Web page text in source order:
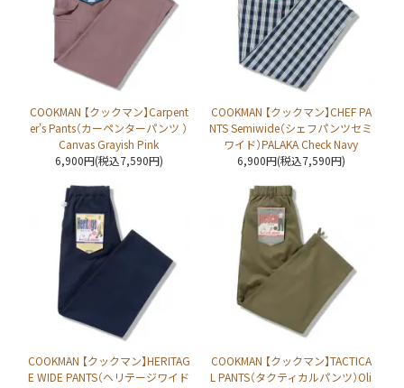
COOKMAN 【クックマン】Carpent
er's Pants（カーペンターパンツ ）
Canvas Grayish Pink
6,900円(税込7,590円)
COOKMAN 【クックマン】CHEF PA
NTS Semiwide（シェフパンツセミ
ワイド）PALAKA Check Navy
6,900円(税込7,590円)
COOKMAN 【クックマン】HERITAG
E WIDE PANTS（ヘリテージワイド
COOKMAN 【クックマン】TACTICA
L PANTS（タクティカルパンツ）Oli